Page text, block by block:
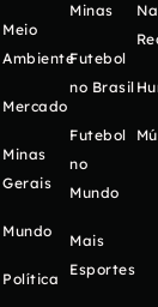
Meio
Ambiente
Mercado
Minas
Gerais
Mundo
Política
Minas
Futebol
no Brasil
Futebol
no
Mundo
Mais
Esportes